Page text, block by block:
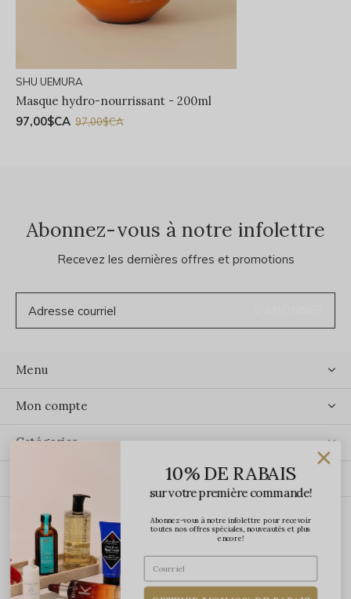
SHU UEMURA
Masque hydro-nourrissant - 200ml
97,00$CA 97,00$CA
Abonnez-vous à notre infolettre
Recevez les dernières offres et promotions
Menu
Mon compte
Catégories
ÉCRIVEZ-NOUS
10% DE RABAIS
sur votre première commande!
Abonnez-vous à notre infolettre pour recevoir
toutes nos offres spéciales, nouveautés et plus
encore!